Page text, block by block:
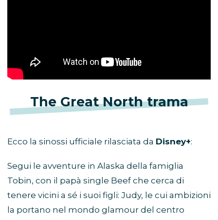
The Great North trama
Ecco la sinossi ufficiale rilasciata da Disney+:
Segui le avventure in Alaska della famiglia
Tobin, con il papà single Beef che cerca di
tenere vicini a sé i suoi figli: Judy, le cui ambizioni
la portano nel mondo glamour del centro